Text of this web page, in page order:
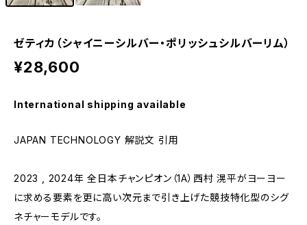
ゼティカ（シャイニーシルバー・ポリッシュシルバーリム）
¥28,600
International shipping available
JAPAN TECHNOLOGY 解説文 引用
2023 , 2024年 全日本チャンピオン（1A）西村 滉平がヨーヨー
に求める要素を更に高い次元まで引き上げた競技特化型のシグ
ネチャーモデルです。